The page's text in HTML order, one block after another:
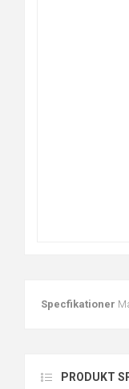
Specfikationer
PRODUKT